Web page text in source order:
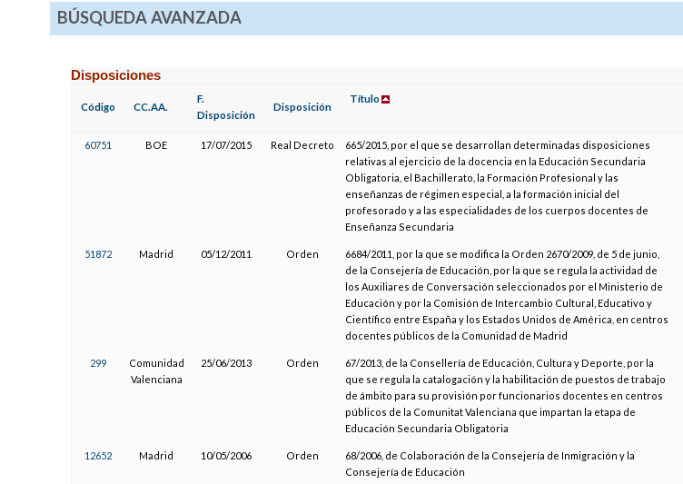
BÚSQUEDA AVANZADA
Disposiciones
Código CC.AA.
F.
Disposición
Disposición
Título
60751 BOE 17/07/2015 Real Decreto
665/2015, por el que se desarrollan determinadas disposiciones
relativas al ejercicio de la docencia en la Educación Secundaria
Obligatoria, el Bachillerato, la Formación Profesional y las
enseñanzas de régimen especial, a la formación inicial del
profesorado y a las especialidades de los cuerpos docentes de
Enseñanza Secundaria
51872 Madrid 05/12/2011 Orden
6684/2011, por la que se modifica la Orden 2670/2009, de 5 de junio,
de la Consejería de Educación, por la que se regula la actividad de
los Auxiliares de Conversación seleccionados por el Ministerio de
Educación y por la Comisión de Intercambio Cultural, Educativo y
Científico entre España y los Estados Unidos de América, en centros
docentes públicos de la Comunidad de Madrid
299
Comunidad
Valenciana
25/06/2013 Orden
67/2013, de la Consellería de Educación, Cultura y Deporte, por la
que se regula la catalogación y la habilitación de puestos de trabajo
de ámbito para su provisión por funcionarios docentes en centros
públicos de la Comunitat Valenciana que impartan la etapa de
Educación Secundaria Obligatoria
12652 Madrid 10/05/2006 Orden
68/2006, de Colaboración de la Consejería de Inmigración y la
Consejería de Educación